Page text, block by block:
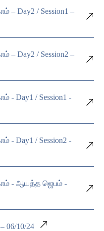
Day2 / Session1 –
Day2 / Session2 –
- Day1 / Session1 -
- Day1 / Session2 -
- ஆயத்த ஜெபம் -
06/10/24